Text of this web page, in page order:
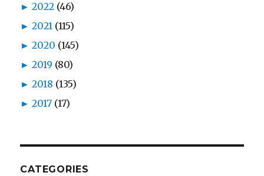
► 2022 (46)
► 2021 (115)
► 2020 (145)
► 2019 (80)
► 2018 (135)
► 2017 (17)
CATEGORIES